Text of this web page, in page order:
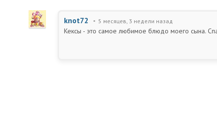
knot72 5 месяцев, 3 недели назад
Кексы - это самое любимое блюдо моего сына.